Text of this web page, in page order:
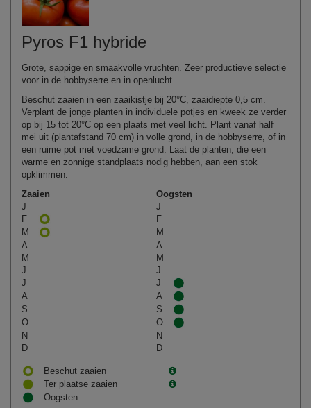
Pyros F1 hybride
Grote, sappige en smaakvolle vruchten. Zeer productieve selectie
voor in de hobbyserre en in openlucht.
Beschut zaaien in een zaaikistje bij 20°C, zaaidiepte 0,5 cm.
Verplant de jonge planten in individuele potjes en kweek ze verder
op bij 15 tot 20°C op een plaats met veel licht. Plant vanaf half
mei uit (plantafstand 70 cm) in volle grond, in de hobbyserre, of in
een ruime pot met voedzame grond. Laat de planten, die een
warme en zonnige standplaats nodig hebben, aan een stok
opklimmen.
Zaaien
Oogsten
J
J
F
F
M
M
A
A
M
M
J
J
J
J
A
A
S
S
O
O
N
N
D
D
Beschut zaaien
Ter plaatse zaaien
Oogsten